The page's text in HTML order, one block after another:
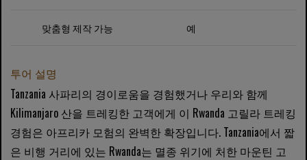
맞춤형 제작 가능 예
투어 설명
Tanzania 사파리의 경이로움을 경험했거나 우리와 함께
Kilimanjaro 산을 트레킹한 고객에게 이 Rwanda 고릴라 트레킹
경험은 아프리카 모험의 완벽한 확장입니다. Tanzania에서 짧
은 비행 거리에 있는 Rwanda는 멸종 위기에 처한 마운틴 고